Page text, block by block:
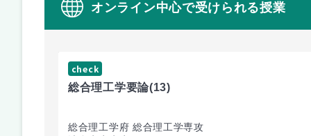
オンライン中心で受けられる授業
check
総合理工学要論(13)
総合理工学府 総合理工学専攻